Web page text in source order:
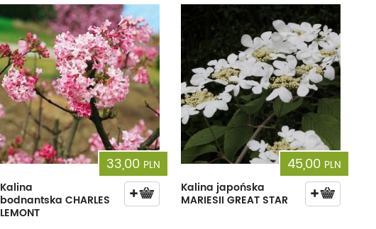
33,00 PLN
Kalina
bodnantska CHARLES
LEMONT
45,00 PLN
Kalina japońska
MARIESII GREAT STAR